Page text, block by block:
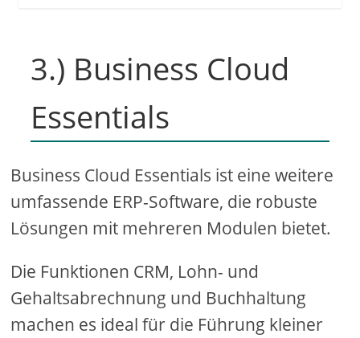
3.) Business Cloud
Essentials
Business Cloud Essentials ist eine weitere
umfassende ERP-Software, die robuste
Lösungen mit mehreren Modulen bietet.
Die Funktionen CRM, Lohn- und
Gehaltsabrechnung und Buchhaltung
machen es ideal für die Führung kleiner